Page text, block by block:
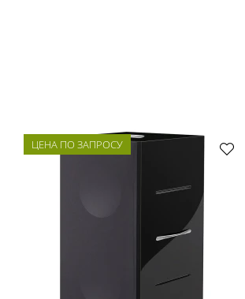
ЦЕНА ПО ЗАПРОСУ